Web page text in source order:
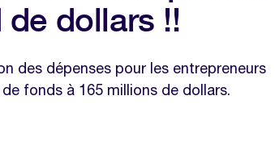
de dollars !!
des dépenses pour les entrepreneurs
fonds à 165 millions de dollars.